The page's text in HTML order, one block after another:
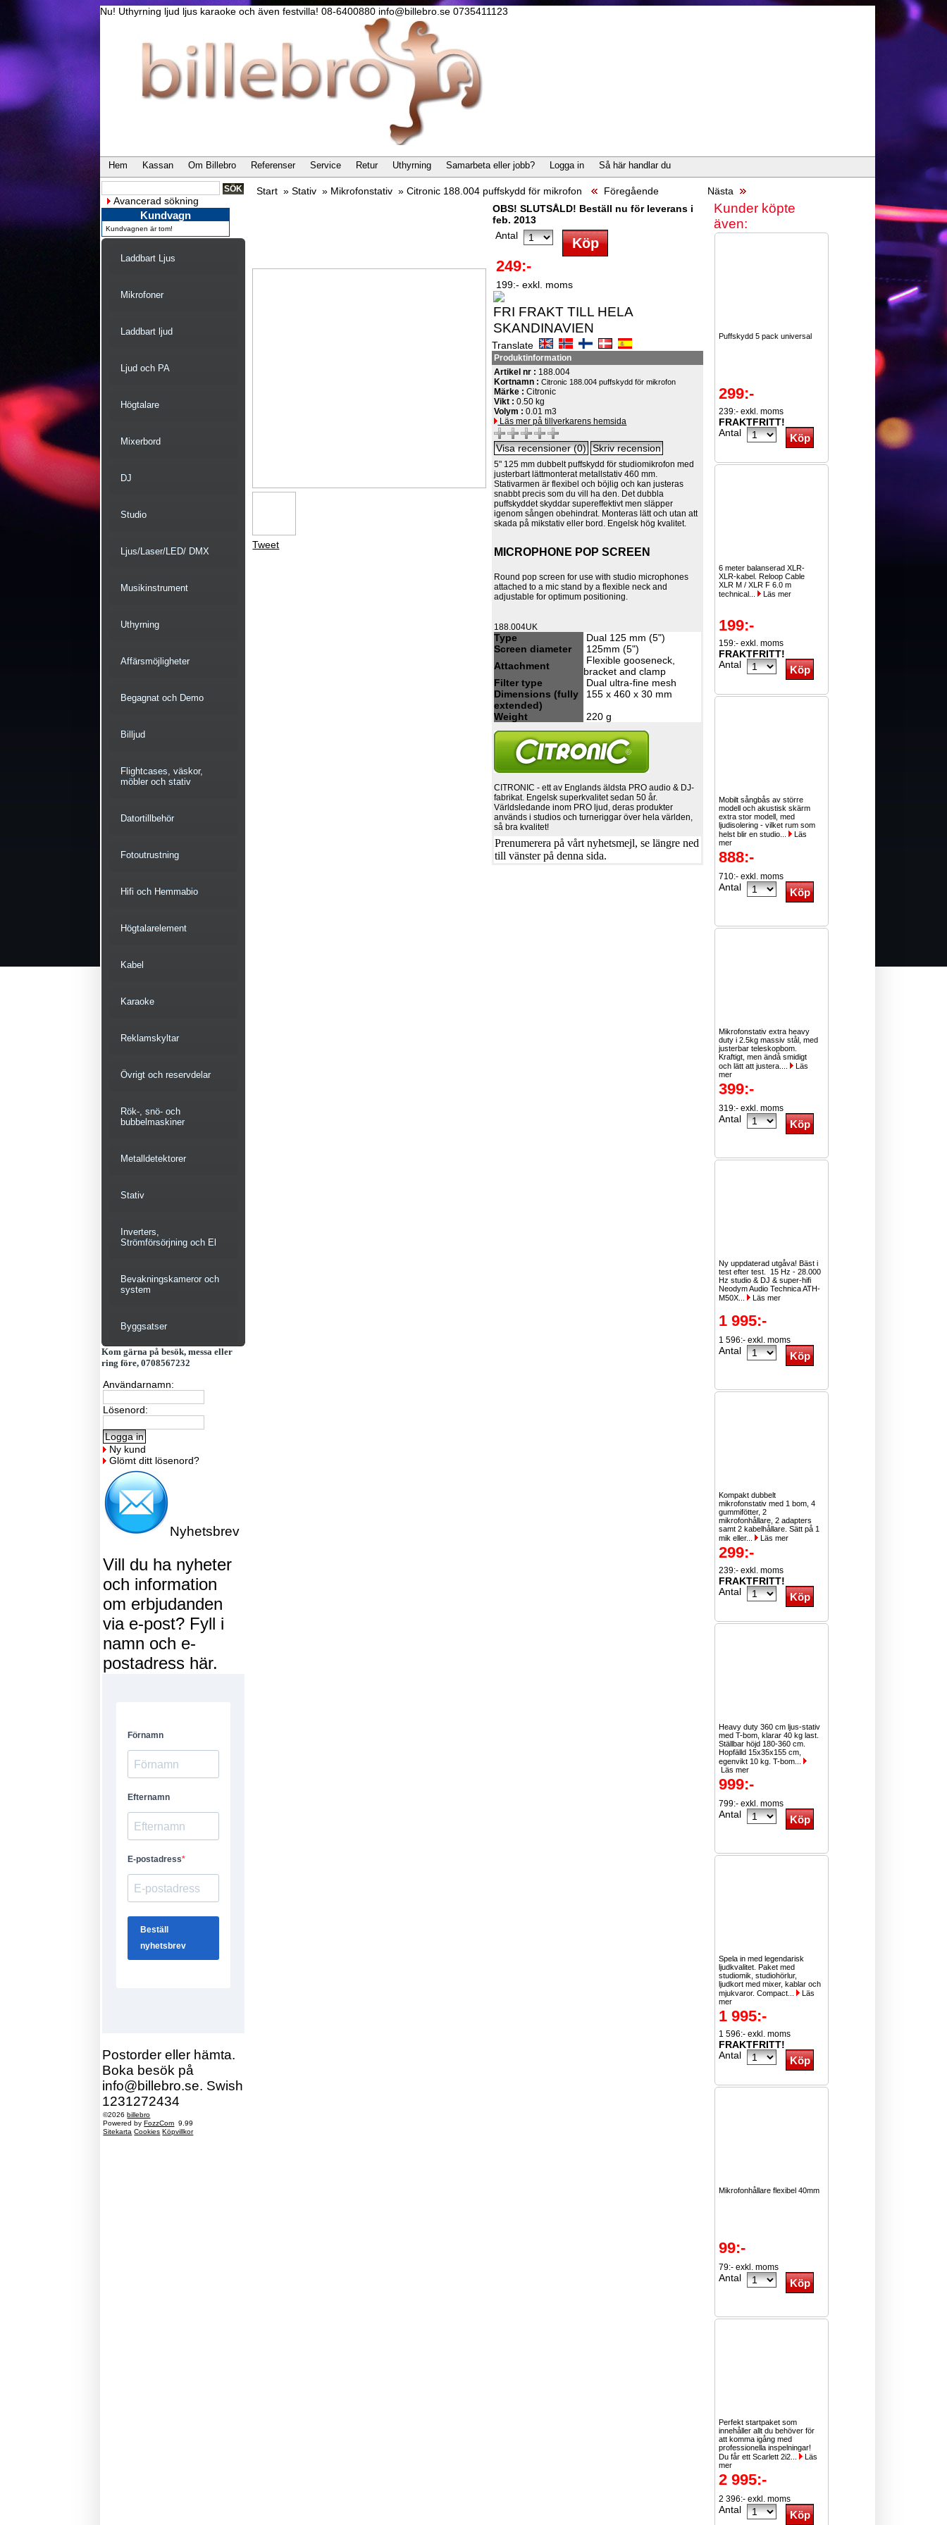
Nu! Uthyrning ljud ljus karaoke och även festvilla! 08-6400880 info@billebro.se 0735411123
Hem Kassan Om Billebro Referenser Service Retur Uthyrning Samarbeta eller jobb? Logga in Så här handlar du
Avancerad sökning
Kundvagn
Kundvagnen är tom!
Laddbart Ljus
Mikrofoner
Laddbart ljud
Ljud och PA
Högtalare
Mixerbord
DJ
Studio
Ljus/Laser/LED/ DMX
Musikinstrument
Uthyrning
Affärsmöjligheter
Begagnat och Demo
Billjud
Flightcases, väskor,
möbler och stativ
Datortillbehör
Fotoutrustning
Hifi och Hemmabio
Högtalarelement
Kabel
Karaoke
Reklamskyltar
Övrigt och reservdelar
Rök-, snö- och
bubbelmaskiner
Metalldetektorer
Stativ
Inverters,
Strömförsörjning och El
Bevakningskameror och
system
Byggsatser
Kom gärna på besök, messa eller
ring före, 0708567232
Användarnamn:
Lösenord:
Ny kund
Glömt ditt lösenord?
Nyhetsbrev
Vill du ha nyheter
och information
om erbjudanden
via e-post? Fyll i
namn och e-
postadress här.
Postorder eller hämta.
Boka besök på
info@billebro.se. Swish
1231272434
©2026billebro
Powered byFozzCom 9.99
Sitekarta Cookies Köpvillkor
Start »Stativ » Mikrofonstativ »Citronic 188.004 puffskydd för mikrofon Föregående Nästa
Tweet
OBS! SLUTSÅLD! Beställ nu för leverans i
feb. 2013
Antal
249:-
199:- exkl. moms
FRI FRAKT TILL HELA
SKANDINAVIEN
Translate
Produktinformation
Artikel nr : 188.004
Kortnamn :Citronic 188.004 puffskydd för mikrofon
Märke :Citronic
Vikt :0.50 kg
Volym :0.01 m3
Läs mer på tillverkarens hemsida
5" 125 mm dubbelt puffskydd för studiomikrofon med
justerbart lättmonterat metallstativ 460 mm.
Stativarmen är flexibel och böjlig och kan justeras
snabbt precis som du vill ha den. Det dubbla
puffskyddet skyddar supereffektivt men släpper
igenom sången obehindrat. Monteras lätt och utan att
skada på mikstativ eller bord. Engelsk hög kvalitet.
MICROPHONE POP SCREEN
Round pop screen for use with studio microphones
attached to a mic stand by a flexible neck and
adjustable for optimum positioning.
188.004UK
Type
Dual 125 mm (5")
Screen diameter
125mm (5")
Attachment
Flexible gooseneck,
bracket and clamp
Filter type
Dual ultra-fine mesh
Dimensions (fully
extended)
155 x 460 x 30 mm
Weight
220 g
CITRONIC - ett av Englands äldsta PRO audio & DJ-
fabrikat. Engelsk superkvalitet sedan 50 år.
Världsledande inom PRO ljud, deras produkter
används i studios och turneriggar över hela världen,
så bra kvalitet!
Prenumerera på vårt nyhetsmejl, se längre ned
till vänster på denna sida.
Kunder köpte
även:
Puffskydd 5 pack universal
299:-
239:- exkl. moms
FRAKTFRITT!
Antal
6 meter balanserad XLR-
XLR-kabel. Reloop Cable
XLR M / XLR F 6.0 m
technical...
Läs mer
199:-
159:- exkl. moms
FRAKTFRITT!
Antal
Mobilt sångbås av större
modell och akustisk skärm
extra stor modell, med
ljudisolering - vilket rum som
helst blir en studio...
Läs
mer
888:-
710:- exkl. moms
Antal
Mikrofonstativ extra heavy
duty i 2.5kg massiv stål, med
justerbar teleskopbom.
Kraftigt, men ändå smidigt
och lätt att justera....
Läs
mer
399:-
319:- exkl. moms
Antal
Ny uppdaterad utgåva! Bäst i
test efter test. 15 Hz - 28.000
Hz studio & DJ & super-hifi
Neodym Audio Technica ATH-
M50X...
Läs mer
1 995:-
1 596:- exkl. moms
Antal
Kompakt dubbelt
mikrofonstativ med 1 bom, 4
gummifötter, 2
mikrofonhållare, 2 adapters
samt 2 kabelhållare. Sätt på 1
mik eller...
Läs mer
299:-
239:- exkl. moms
FRAKTFRITT!
Antal
Heavy duty 360 cm ljus-stativ
med T-bom, klarar 40 kg last.
Ställbar höjd 180-360 cm.
Hopfälld 15x35x155 cm,
egenvikt 10 kg. T-bom...
Läs mer
999:-
799:- exkl. moms
Antal
Spela in med legendarisk
ljudkvalitet. Paket med
studiomik, studiohörlur,
ljudkort med mixer, kablar och
mjukvaror. Compact...
Läs
mer
1 995:-
1 596:- exkl. moms
FRAKTFRITT!
Antal
Mikrofonhållare flexibel 40mm
99:-
79:- exkl. moms
Antal
Perfekt startpaket som
innehåller allt du behöver för
att komma igång med
professionella inspelningar!
Du får ett Scarlett 2i2...
Läs
mer
2 995:-
2 396:- exkl. moms
Antal